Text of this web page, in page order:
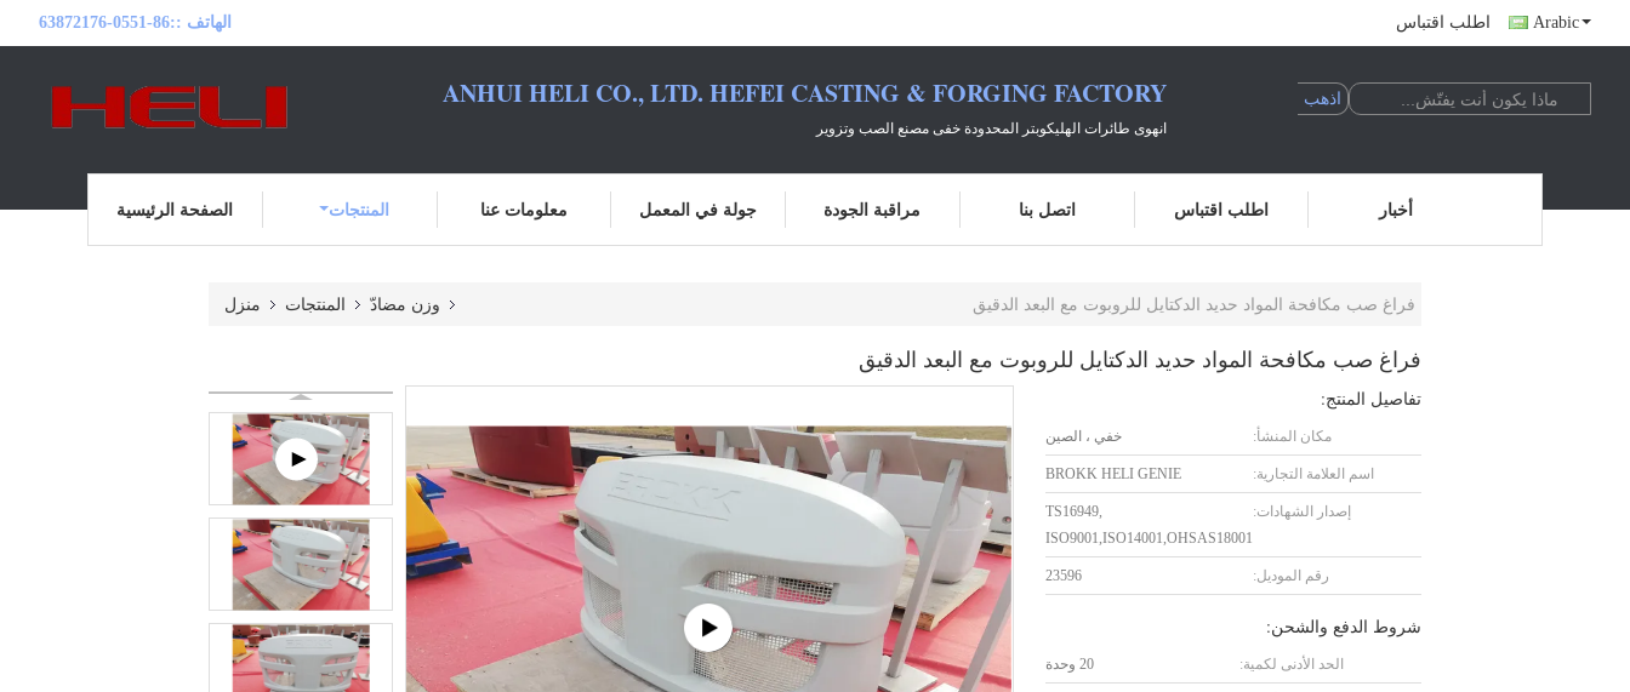
الهاتف ::86-0551-63872176 اطلب اقتباس Arabic
ANHUI HELI CO., LTD. HEFEI CASTING & FORGING FACTORY
انهوى طائرات الهليكوبتر المحدودة خفى مصنع الصب وتزوير
الصفحة الرئيسية المنتجات معلومات عنا جولة في المعمل مراقبة الجودة اتصل بنا اطلب اقتباس أخبار
منزل المنتجات وزن مضادّ فراغ صب مكافحة المواد حديد الدكتايل للروبوت مع البعد الدقيق
فراغ صب مكافحة المواد حديد الدكتايل للروبوت مع البعد الدقيق
تفاصيل المنتج:
مكان المنشأ: خفي ، الصين
اسم العلامة التجارية: BROKK HELI GENIE
إصدار الشهادات:
TS16949,
ISO9001,ISO14001,OHSAS18001
رقم الموديل: 23596
شروط الدفع والشحن:
الحد الأدنى لكمية: 20 وحدة